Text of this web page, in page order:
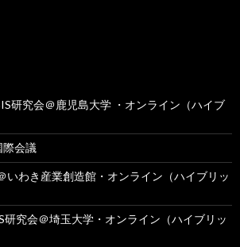
研究会＠鹿児島大学 ・オンライン（ハイブ
際会議
いわき産業創造館・オンライン（ハイブリッ
研究会＠埼玉大学・オンライン（ハイブリッ